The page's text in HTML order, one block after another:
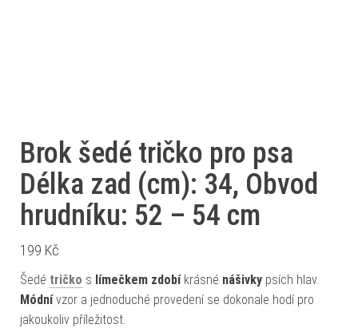
Brok šedé tričko pro psa
Délka zad (cm): 34, Obvod
hrudníku: 52 – 54 cm
199 Kč
Šedé tričko s límečkem zdobíkrásné nášivky psích hlav.
Módnívzor a jednoduché provedení se dokonale hodí pro
jakoukoliv příležitost.